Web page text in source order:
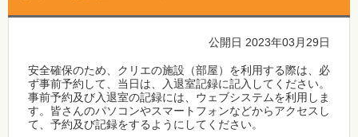
公開日 2023年03月29日
安全確保のため、クリエの施設（部屋）を利用する際は、必
ず事前予約して、当日は、入退室記録に記入してください。
事前予約及び入退室の記録には、ウェブシステムを利用しま
す。皆さんのパソコンやスマートフォンなどからアクセスし
て、予約及び記録をするようにしてください。